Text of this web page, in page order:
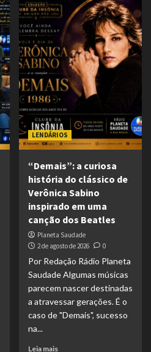
LENDÁRIOS
“Demais”: a curiosa
história do clássico de
Verônica Sabino
inspirado em uma
canção dos Beatles
Planeta Saudade
2 de agosto de 2026
0
Por Redação Rádio Planeta
Saudade Algumas músicas
parecem nascer destinadas
a atravessar gerações. É o
caso de "Demais", sucesso
na...
Leia mais